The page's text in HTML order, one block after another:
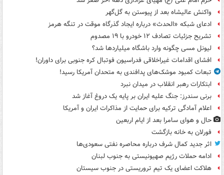
واکنش عالیشاه بعد از پیوستن به گل‌گهر
ادعای شبکه «الحدث» درباره ایجاد گذرگاه موقت در تنگه هرمز
تشریح جزئیات تصادف ۱۲ خودرو با ۱۹ مصدوم
لیونل مسی چگونه وارد باشگاه میلیاردها شد؟
افشای اقدامات غیراخلاقی فدراسیون فوتبال کره جنوبی برای داوران!
تبعات کمبود موشک‌های پدافندی به متحدان آمریکا رسید!
ابتکارات رهبر انقلاب در میدان نبرد
برنی سندرز: جنگ علیه ایران بر پایه یک دروغ آغاز شد
اعلام آمادگی ترکیه برای حمایت از مذاکرات ایران و آمریکا
حال و هوای سامرا بعد از ایام اربعین
فورلان به خانه بازگشت
اثر جدید کمال شرف درباره محاصره نفتی سعودی‌ها
ادامه حملات رژیم صهیونیستی به جنوب لبنان
هلاکت اعضای یک تیم تروریستی در جنوب سیستان